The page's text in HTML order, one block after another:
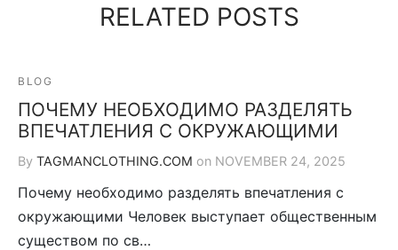
RELATED POSTS
BLOG
ПОЧЕМУ НЕОБХОДИМО РАЗДЕЛЯТЬ
ВПЕЧАТЛЕНИЯ С ОКРУЖАЮЩИМИ
By TAGMANCLOTHING.COM on NOVEMBER 24, 2025
Почему необходимо разделять впечатления с
окружающими Человек выступает общественным
существом по св…